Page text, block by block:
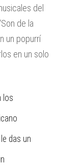
del
de la
un popurrí
en un solo
los
das un